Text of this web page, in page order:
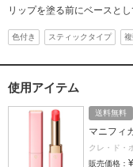
リップを塗る前にベースと
色付き スティックタイプ
使用アイテム
送料無料
マニフィ
クレ・ド・
販売価格：